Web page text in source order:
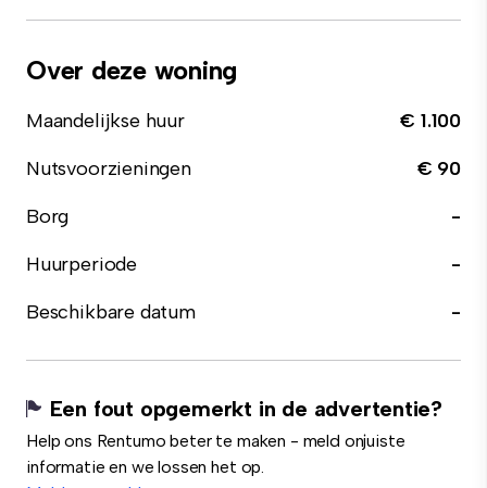
Over deze woning
Maandelijkse huur
€ 1.100
Nutsvoorzieningen
€ 90
Borg
-
Huurperiode
-
Beschikbare datum
-
Een fout opgemerkt in de advertentie?
Help ons Rentumo beter te maken - meld onjuiste
informatie en we lossen het op.